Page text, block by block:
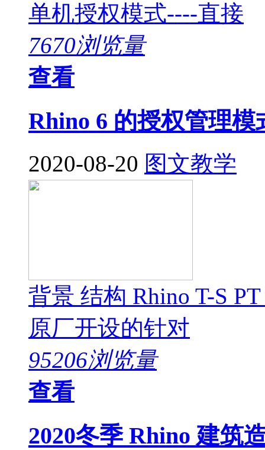
单机授权模式----直接
7670浏览量
查看
Rhino 6 的授权管理
2020-08-20 图文教学
背景 结构 Rhino T-S
原厂开设的针对
95206浏览量
查看
2020冬季 Rhino 建筑